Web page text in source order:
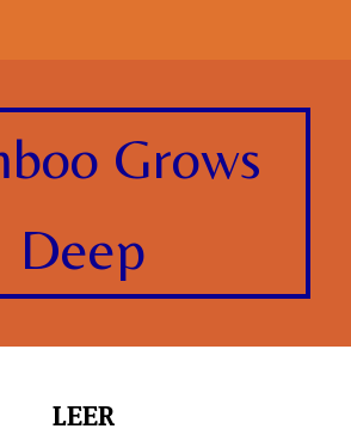
Grows
Deep
LEER